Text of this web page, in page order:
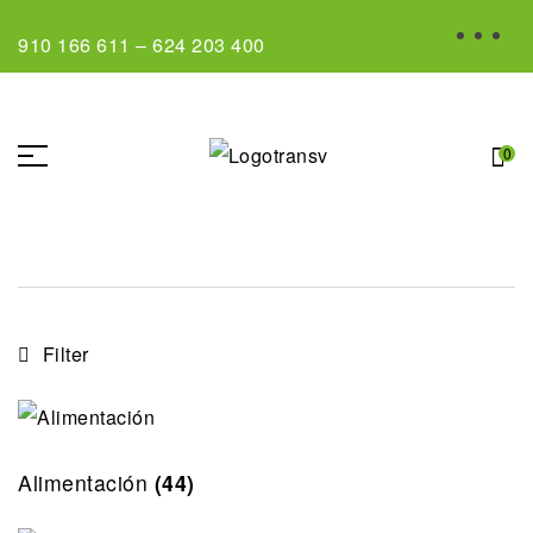
910 166 611 – 624 203 400
0
Filter
Alimentación (44)